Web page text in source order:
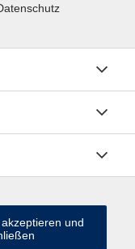
und